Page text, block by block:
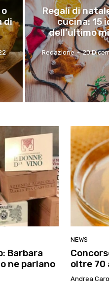
di
Regali di
cucina: 15
dell’ultimo
Redazione - 20
Barbara
ne parlano
NEWS
oltre 70
Andrea